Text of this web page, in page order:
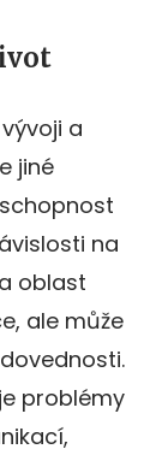
a
jiné
na
oblast
ale může
problémy